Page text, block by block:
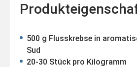
500 g Flusskrebse in
Sud
20-30 Stück pro Kilogramm